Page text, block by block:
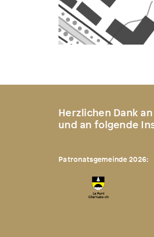
Herzlichen Dank
und an folgende
Patronatsgemeinde 2026: